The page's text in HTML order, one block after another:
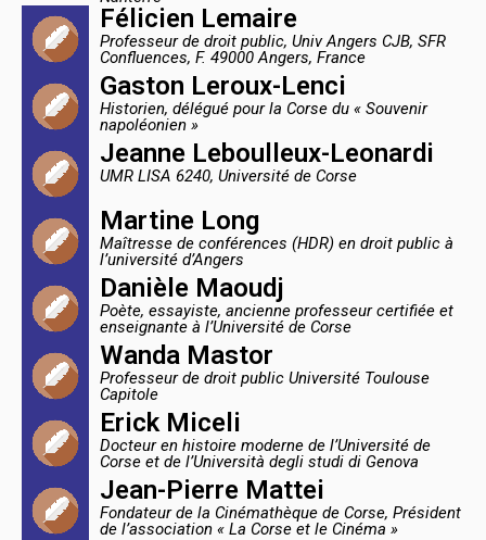
Félicien Lemaire
Professeur de droit public, Univ Angers CJB, SFR
Confluences, F. 49000 Angers, France
Gaston Leroux-Lenci
Historien, délégué pour la Corse du « Souvenir
napoléonien »
Jeanne Leboulleux-Leonardi
UMR LISA 6240, Université de Corse
Martine Long
Maîtresse de conférences (HDR) en droit public à
l’université d’Angers
Danièle Maoudj
Poète, essayiste, ancienne professeur certifiée et
enseignante à l’Université de Corse
Wanda Mastor
Professeur de droit public Université Toulouse
Capitole
Erick Miceli
Docteur en histoire moderne de l’Université de
Corse et de l’Università degli studi di Genova
Jean-Pierre Mattei
Fondateur de la Cinémathèque de Corse, Président
de l’association « La Corse et le Cinéma »